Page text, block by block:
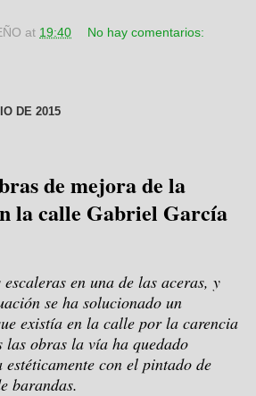
at 19:40 No hay comentarios:
DE 2015
de mejora de la
la calle Gabriel García
en una de las aceras, y
se ha solucionado un
existía en la calle por la carencia
las obras la vía ha quedado
con el pintado de
barandas.